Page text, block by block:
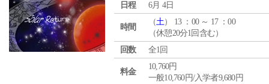
日程
6月 4日
時間
（土） 13 ：00 ～ 17 ：00
（休憩20分1回含む）
回数
全1回
料金
10,760円
一般10,760円/入学者9,680円